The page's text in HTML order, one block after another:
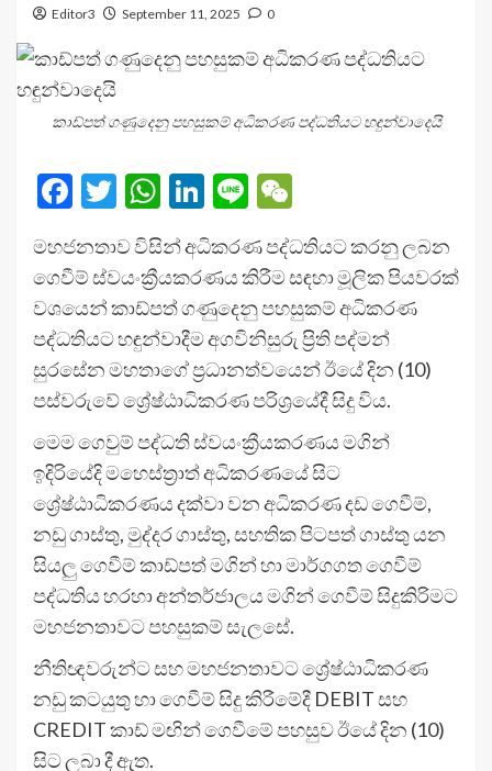
Editor3 September 11, 2025 0
කාඩ්පත් ගණුදෙනු පහසුකම් අධිකරණ පද්ධතියට හඳුන්වාදෙයි
Facebook
Twitter
WhatsApp
LinkedIn
Line
මහජනතාව විසින් අධිකරණ පද්ධතියට කරනු ලබන
ගෙවීම් ස්වයංක්‍රීයකරණය කිරීම සඳහා මූලික පියවරක්
වශයෙන් කාඩ්පත් ගණුදෙනු පහසුකම් අධිකරණ
පද්ධතියට හඳුන්වාදීම අගවිනිසුරු ප්‍රිති පද්මන්
සුරසේන මහතාගේ ප්‍රධානත්වයෙන් ඊයේ දින (10)
පස්වරුවේ ශ්‍රේෂ්ඨාධිකරණ පරිශ්‍රයේදී සිදු විය.
මෙම ගෙවුම් පද්ධති ස්වයංක්‍රීයකරණය මගින්
ඉදිරියේදි මහෙස්ත්‍රාත් අධිකරණයේ සිට
ශ්‍රේෂ්ඨාධිකරණය දක්වා වන අධිකරණ දඩ ගෙවීම්,
නඩු ගාස්තු, මුද්දර ගාස්තු, සහතික පිටපත් ගාස්තු යන
සියලු ගෙවීම් කාඩ්පත් මගින් හා මාර්ගගත ගෙවීම්
පද්ධතිය හරහා අන්තර්ජාලය මගින් ගෙවීම් සිදුකිරිමට
මහජනතාවට පහසුකම් සැලසේ.
නීතිඥවරුන්ට සහ මහජනතාවට ශ්‍රේෂ්ඨාධිකරණ
නඩු කටයුතු හා ගෙවීම් සිදු කිරීමේදී DEBIT සහ
CREDIT කාඩ් මඟින් ගෙවීමේ පහසුව ඊයේ දින (10)
සිට ලබා දී ඇත.